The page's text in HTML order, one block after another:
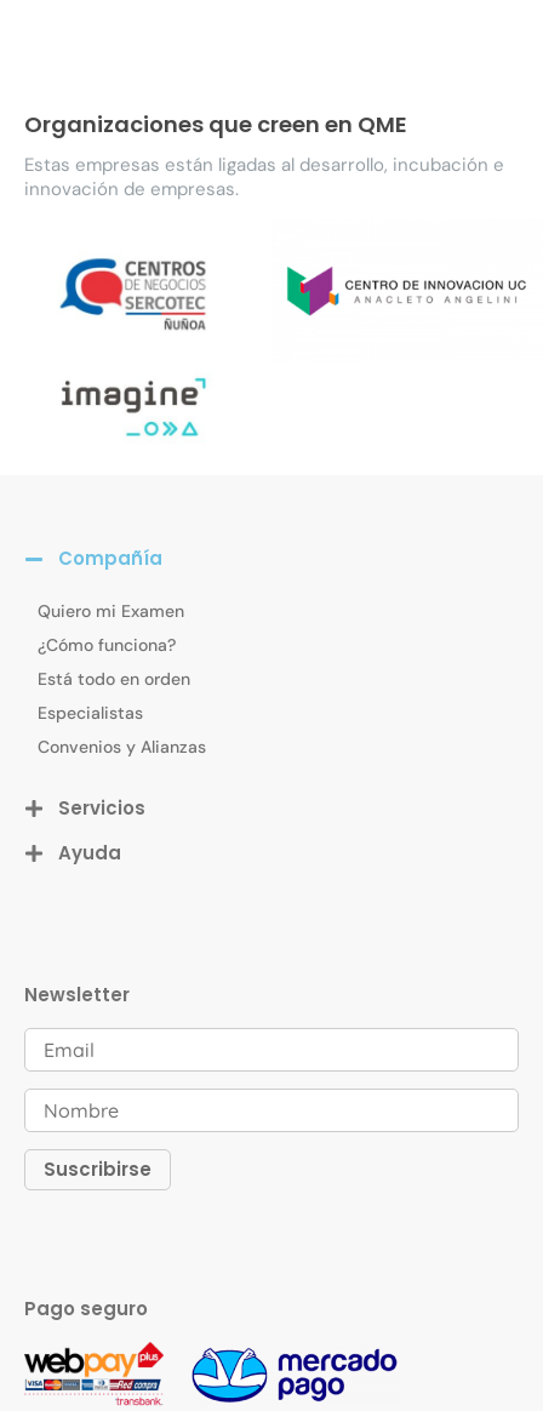
Organizaciones que creen en QME
Estas empresas están ligadas al desarrollo, incubación e
innovación de empresas.
Compañía
Quiero mi Examen
¿Cómo funciona?
Está todo en orden
Especialistas
Convenios y Alianzas
Servicios
Ayuda
Newsletter
Pago seguro